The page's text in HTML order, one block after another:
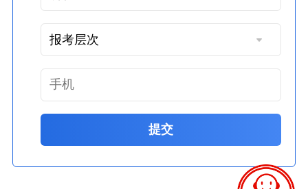
提交